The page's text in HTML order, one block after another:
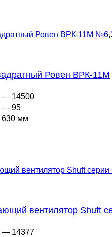
Ровен ВРК-11М
— 14500
— 95
630 мм
вентилятор Shuft
— 14377